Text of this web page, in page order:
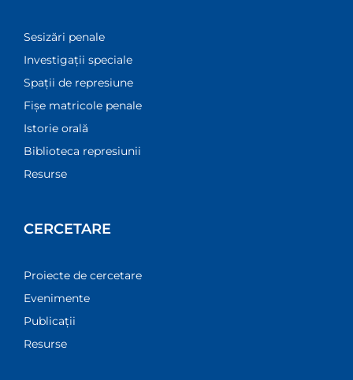
Sesizări penale
Investigații speciale
Spații de represiune
Fișe matricole penale
Istorie orală
Biblioteca represiunii
Resurse
CERCETARE
Proiecte de cercetare
Evenimente
Publicații
Resurse